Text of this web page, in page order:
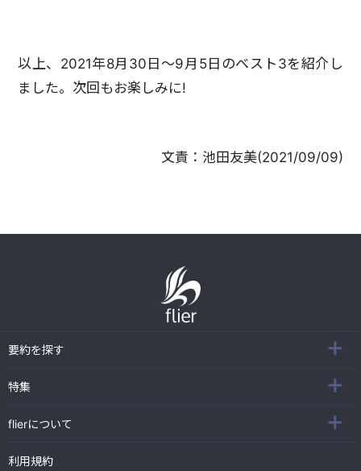
以上、2021年8月30日～9月5日のベスト3を紹介し
ました。次回もお楽しみに!
文責： 池田友美(2021/09/09)
要約を探す
特集
flierについて
利用規約